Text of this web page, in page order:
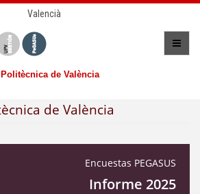
Valencià
de València
de València
Encuestas PEGASUS
Informe 2025